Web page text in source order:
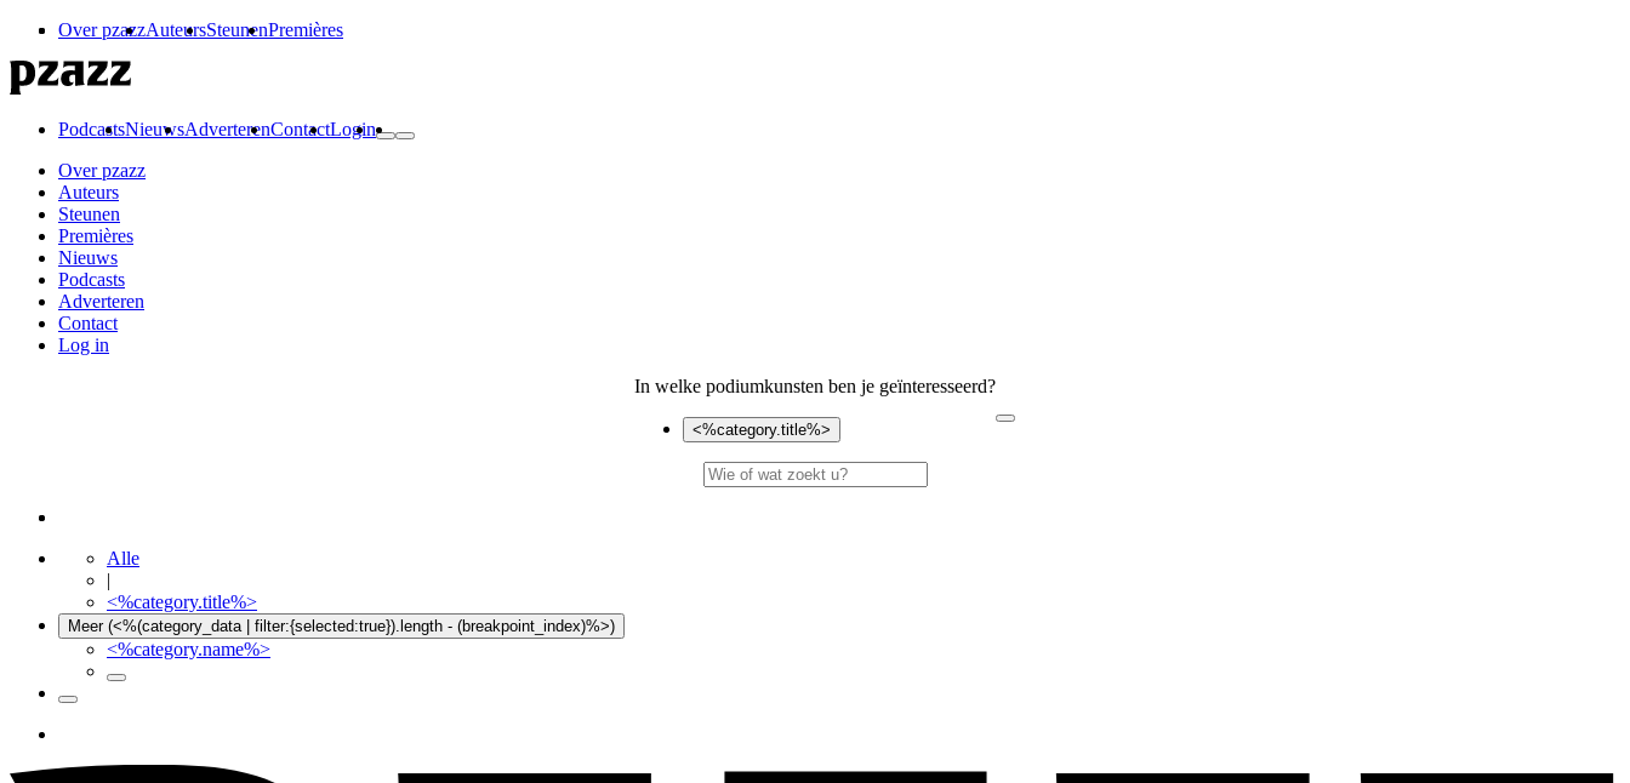
Over pzazzAuteursSteunenPremières
PodcastsNieuwsAdverterenContactLogin
Over pzazz
Auteurs
Steunen
Premières
Nieuws
Podcasts
Adverteren
Contact
Log in
In welke podiumkunsten ben je geïnteresseerd?
<%category.title%>
Alle
|
<%category.title%>
Meer (<%(category_data | filter:{selected:true}).length - (breakpoint_index)%>)
<%category.name%>